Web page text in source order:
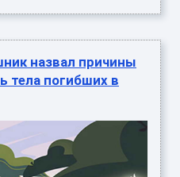
назвал причины
тела погибших в